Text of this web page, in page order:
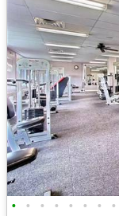
• • • • • • • •